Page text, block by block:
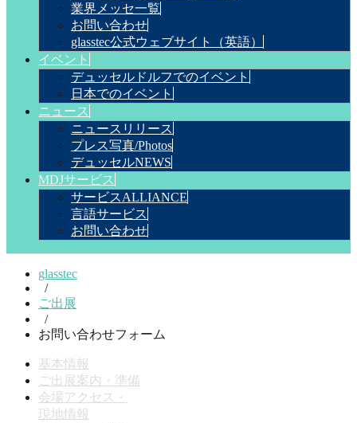
業界メッセ一覧
お問い合わせ
glasstec公式ウェブサイト（英語）
イベント
デュッセルドルフでのイベント
日本でのイベント
ニュース
ニュースリリース
プレス写真/Photos
デュッセルNEWS
MDJサービス
サービスALLIANCE
言語サービス
お問い合わせ
glasstec
/
ご出展
/
お問い合わせフォーム
基本情報
ご出展案内・準備
会場アクセス・
現地情報